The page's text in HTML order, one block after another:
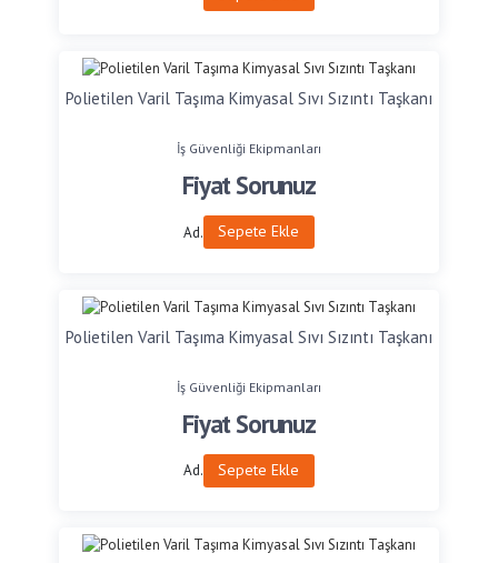
Polietilen Varil Taşıma Kimyasal Sıvı Sızıntı Taşkanı
İş Güvenliği Ekipmanları
Fiyat Sorunuz
Ad. Sepete Ekle
Polietilen Varil Taşıma Kimyasal Sıvı Sızıntı Taşkanı
İş Güvenliği Ekipmanları
Fiyat Sorunuz
Ad. Sepete Ekle